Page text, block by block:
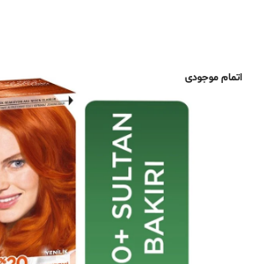
اتمام موجودی